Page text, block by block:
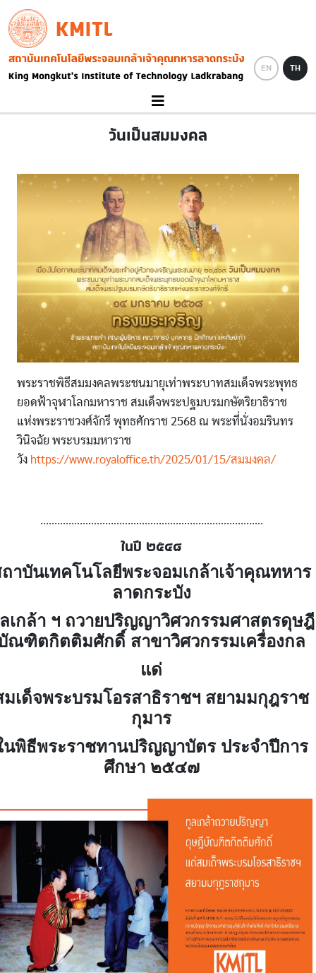
Skip to main content
KMITL
Image
EN TH
วันเป็นสมมงคล
พระราชพิธีสมมงคลพระชนมายุเท่าพระบาทสมเด็จพระพุทธ
ยอดฟ้าจุฬาโลกมหาราช สมเด็จพระปฐมบรมกษัตริยาธิราช
แห่งพระราชวงศ์จักรี พุทธศักราช 2568 ณ พระที่นั่งอมรินทร
วินิจฉัย พระบรมมหาราช
วัง https://www.royaloffice.th/2025/01/15/สมมงคล/
...............................................................................
ในปี ๒๕๔๘
าบันเทคโนโลยีพระจอมเกล้าเจ้าคุณทหาร
ลาดกระบัง
เกล้า ฯ ถวายปริญญาวิศวกรรมศาสตรดุษฎี
ณฑิตกิตติมศักดิ์ สาขาวิศวกรรมเครื่องกล
แด่
มเด็จพระบรมโอรสาธิราชฯ สยามมกุฎราช
กุมาร
นพิธีพระราชทานปริญญาบัตร ประจำปีการ
ศึกษา ๒๕๔๗